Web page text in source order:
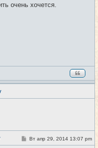
б
очень хочется.
#4
С
о
Вт апр 29, 2014 13:07 pm